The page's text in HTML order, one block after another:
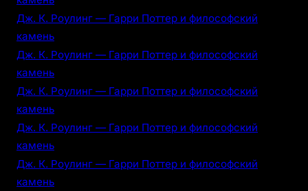
Дж. К. Роулинг — Гарри Поттер и философский
камень
Дж. К. Роулинг — Гарри Поттер и философский
камень
Дж. К. Роулинг — Гарри Поттер и философский
камень
Дж. К. Роулинг — Гарри Поттер и философский
камень
Дж. К. Роулинг — Гарри Поттер и философский
камень